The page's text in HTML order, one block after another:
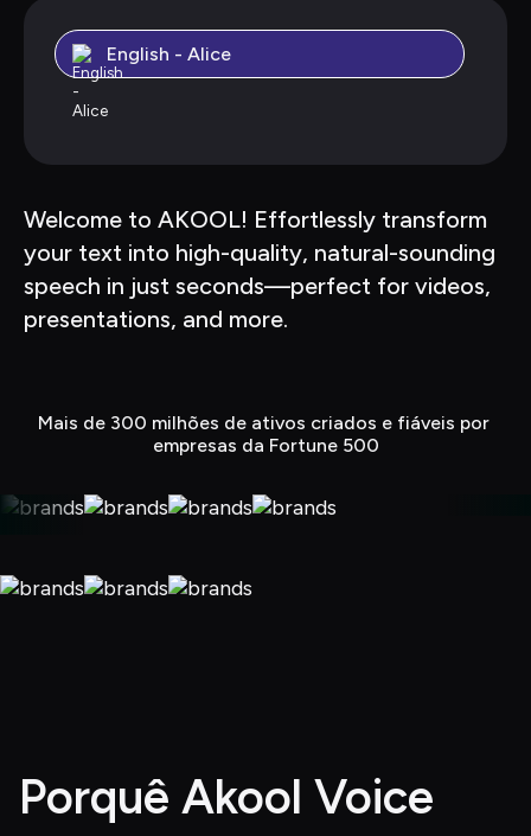
English - Alice
Welcome to AKOOL! Effortlessly transform
your text into high-quality, natural-sounding
speech in just seconds—perfect for videos,
presentations, and more.
Mais de 300 milhões de ativos criados e fiáveis por
empresas da Fortune 500
Porquê Akool Voice